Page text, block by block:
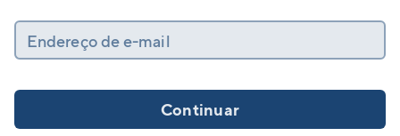
Endereço de e-mail
Continuar